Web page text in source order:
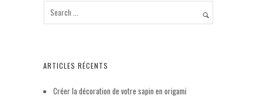
ARTICLES RÉCENTS
Créer la décoration de votre sapin en origami